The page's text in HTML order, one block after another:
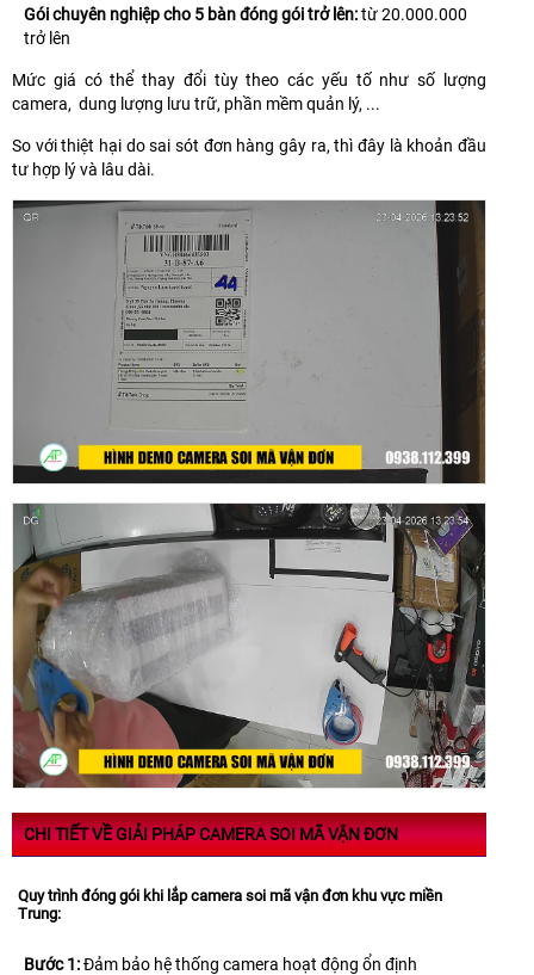
Gói chuyên nghiệp cho 5 bàn đóng gói trở lên:từ 20.000.000
trở lên
Mức giá có thể thay đổi tùy theo các yếu tố như số lượng
camera, dung lượng lưu trữ, phần mềm quản lý, ...
So với thiệt hại do sai sót đơn hàng gây ra, thì đây là khoản đầu
tư hợp lý và lâu dài.
CHI TIẾT VỀ GIẢI PHÁP CAMERA SOI MÃ VẬN ĐƠN
Quy trình đóng gói khi lắp camera soi mã vận đơn khu vực miền
Trung:
Bước 1:Đảm bảo hệ thống camera hoạt động ổn định